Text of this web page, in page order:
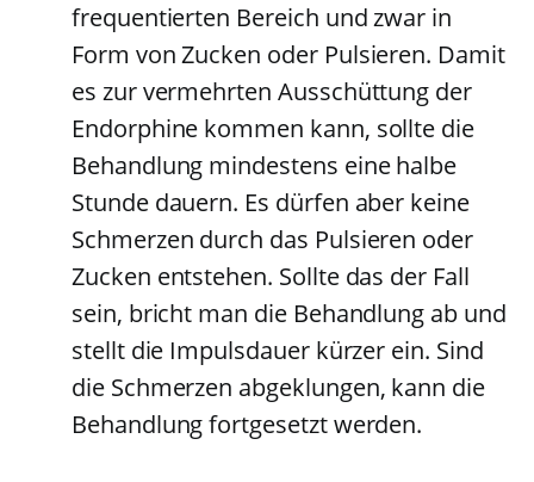
frequentierten Bereich und zwar in
Form von Zucken oder Pulsieren. Damit
es zur vermehrten Ausschüttung der
Endorphine kommen kann, sollte die
Behandlung mindestens eine halbe
Stunde dauern. Es dürfen aber keine
Schmerzen durch das Pulsieren oder
Zucken entstehen. Sollte das der Fall
sein, bricht man die Behandlung ab und
stellt die Impulsdauer kürzer ein. Sind
die Schmerzen abgeklungen, kann die
Behandlung fortgesetzt werden.